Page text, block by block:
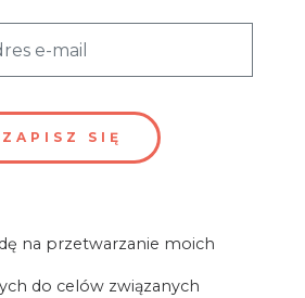
na przetwarzanie moich
do celów związanych